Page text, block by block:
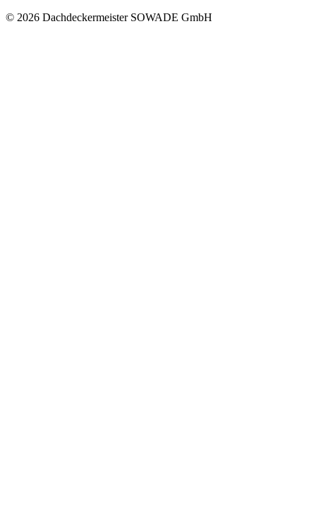
© 2026 Dachdeckermeister SOWADE GmbH